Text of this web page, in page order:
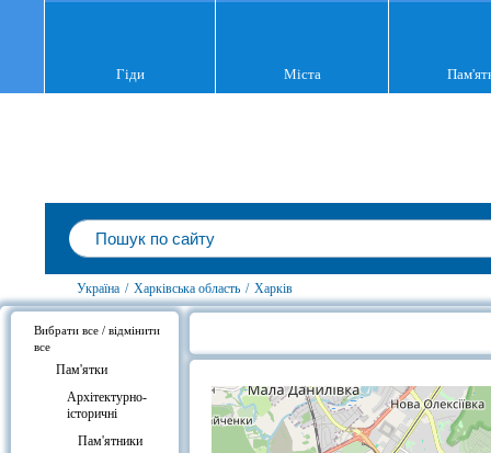
Гіди Міста
Україна / Харківська область / Харків
Вибрати все / відмінити
все
Пам'ятки
Архітектурно-
історичні
Пам'ятники